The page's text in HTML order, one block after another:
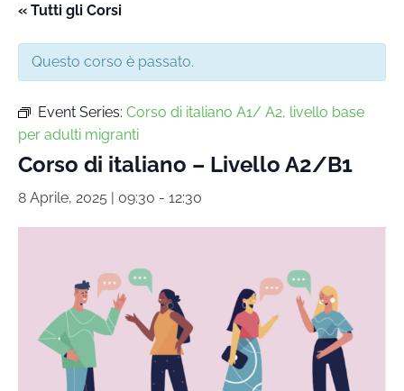
« Tutti gli Corsi
Questo corso è passato.
Event Series: Corso di italiano A1/ A2, livello base
per adulti migranti
Corso di italiano – Livello A2/B1
8 Aprile, 2025 | 09:30 - 12:30